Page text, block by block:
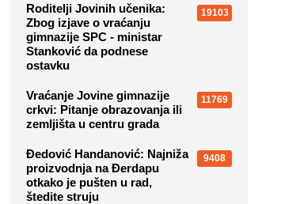
Roditelji Jovinih učenika:
Zbog izjave o vraćanju
gimnazije SPC - ministar
Stanković da podnese
ostavku
19103
Vraćanje Jovine gimnazije
crkvi: Pitanje obrazovanja ili
zemljišta u centru grada
11769
Đedović Handanović: Najniža
proizvodnja na Đerdapu
otkako je pušten u rad,
štedite struju
9408